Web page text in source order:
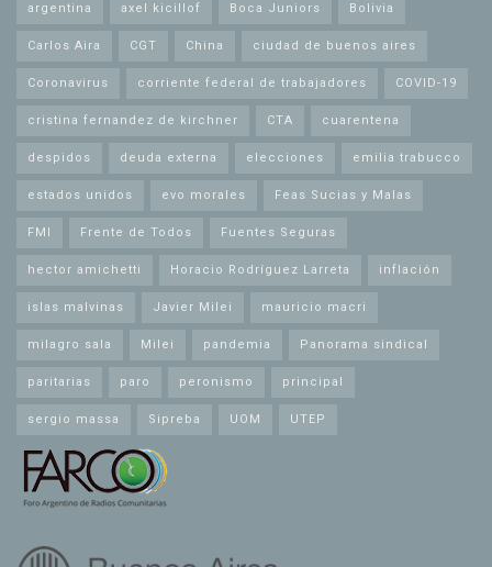
argentina axel kicillof Boca Juniors Bolivia
Carlos Aira CGT China ciudad de buenos aires
Coronavirus corriente federal de trabajadores COVID-19
cristina fernandez de kirchner CTA cuarentena
despidos deuda externa elecciones emilia trabucco
estados unidos evo morales Feas Sucias y Malas
FMI Frente de Todos Fuentes Seguras
hector amichetti Horacio Rodríguez Larreta inflación
islas malvinas Javier Milei mauricio macri
milagro sala Milei pandemia Panorama sindical
paritarias paro peronismo principal
sergio massa Sipreba UOM UTEP